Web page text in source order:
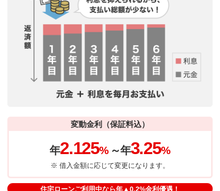
変動金利（保証料込）
年2.125% ～年3.25%
※ 借入金額に応じて変更になります。
住宅ローンご利用中なら年▲0.2%金利優遇！